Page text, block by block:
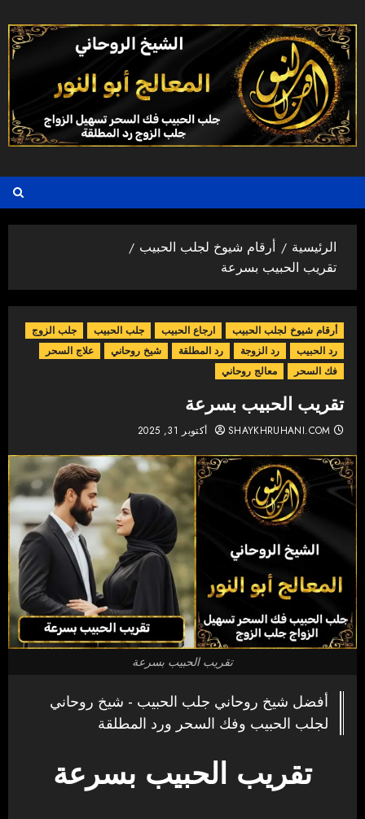
إلى
المحتوى
الرئيسية
أرقام شيوخ لجلب الحبيب
تقريب الحبيب بسرعة
أرقام شيوخ لجلب الحبيب ارجاع الحبيب جلب الحبيب
جلب الزوج
رد الحبيب
رد الزوجة رد المطلقة شيخ روحاني
علاج السحر
فك السحر
معالج روحاني
تقريب الحبيب بسرعة
SHAYKHRUHANI.COM أكتوبر 31, 2025
تقريب الحبيب بسرعة
أفضل شيخ روحاني جلب الحبيب - شيخ روحاني
لجلب الحبيب وفك السحر ورد المطلقة
تقريب الحبيب بسرعة